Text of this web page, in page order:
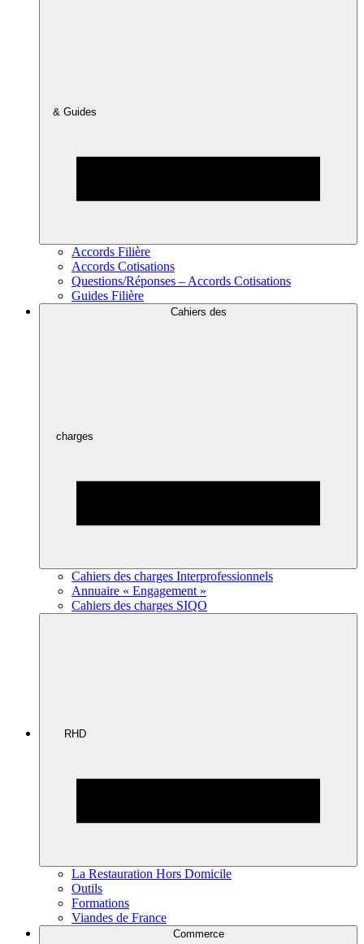
& Guides
Accords Filière
Accords Cotisations
Questions/Réponses – Accords Cotisations
Guides Filière
Cahiers des
charges
Cahiers des charges Interprofessionnels
Annuaire « Engagement »
Cahiers des charges SIQO
RHD
La Restauration Hors Domicile
Outils
Formations
Viandes de France
Commerce